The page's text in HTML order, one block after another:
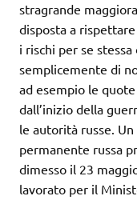
stragrande
disposta a
i rischi per se
semplicemente di
ad esempio le
dall’inizio della
le autorità russe.
permanente russa
dimesso il 23
lavorato per il